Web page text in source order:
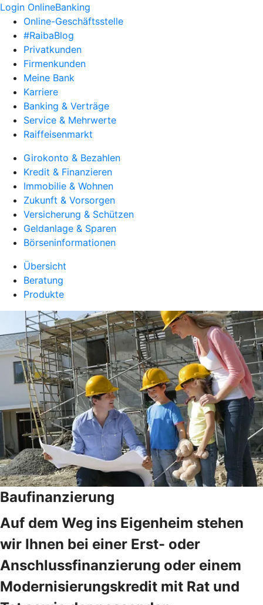
Login OnlineBanking
Online-Geschäftsstelle
#RaibaBlog
Privatkunden
Firmenkunden
Meine Bank
Karriere
Banking & Verträge
Service & Mehrwerte
Raiffeisenmarkt
Girokonto & Bezahlen
Kredit & Finanzieren
Immobilie & Wohnen
Zukunft & Vorsorgen
Versicherung & Schützen
Geldanlage & Sparen
Börseninformationen
Übersicht
Beratung
Produkte
Baufinanzierung
Auf dem Weg ins Eigenheim stehen
wir Ihnen bei einer Erst- oder
Anschlussfinanzierung oder einem
Modernisierungskredit mit Rat und